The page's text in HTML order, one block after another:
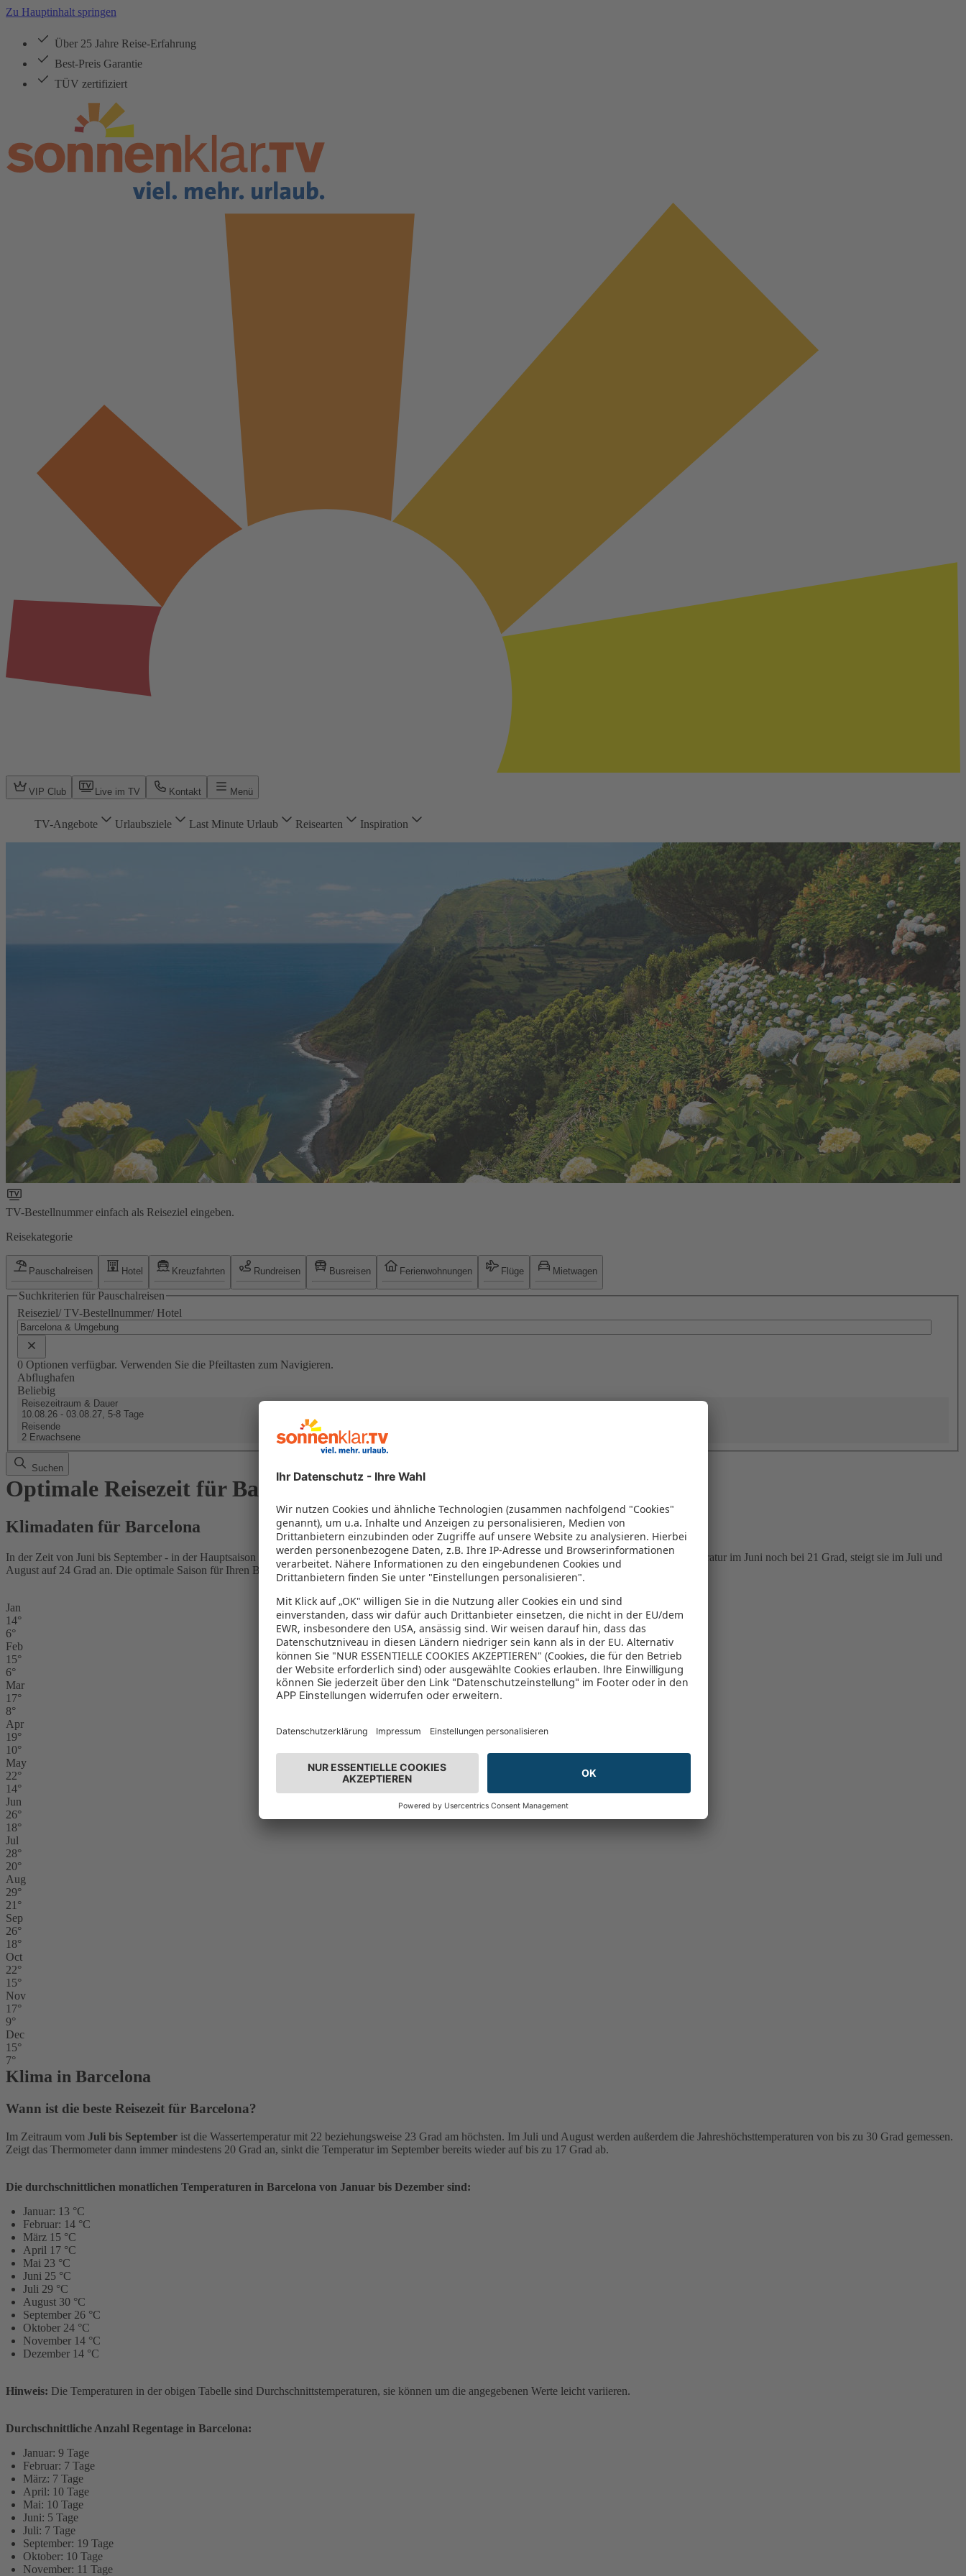
Zu Hauptinhalt springen
Über 25 Jahre Reise-Erfahrung
Best-Preis Garantie
TÜV zertifiziert
VIP Club Live im TV Kontakt Menü
TV-Angebote Urlaubsziele Last Minute Urlaub Reisearten Inspiration
TV-Bestellnummer einfach als Reiseziel eingeben.
Reisekategorie
Pauschalreisen Hotel Kreuzfahrten Rundreisen Busreisen Ferienwohnungen Flüge Mietwagen
Suchkriterien für Pauschalreisen
Reiseziel/ TV-Bestellnummer/ Hotel
0 Optionen verfügbar. Verwenden Sie die Pfeiltasten zum Navigieren.
Abflughafen
Beliebig
Reisezeitraum & Dauer
10.08.26 - 03.08.27, 5-8 Tage
Reisende
2 Erwachsene
Suchen
Optimale Reisezeit für Barcelona
Klimadaten für Barcelona
In der Zeit von Juni bis September - in der Hauptsaison - zeigt die Klimatabelle für Barcelona die höchsten Temperaturen an. Liegt die Durchschnittstemperatur im Juni noch bei 21 Grad, steigt sie im Juli und
August auf 24 Grad an. Die optimale Saison für Ihren Badeurlaub in Barcelona erstreckt sich von Juli bis September.
Jan
14°
6°
Feb
15°
6°
Mar
17°
8°
Apr
19°
10°
May
22°
14°
Jun
26°
18°
Jul
28°
20°
Aug
29°
21°
Sep
26°
18°
Oct
22°
15°
Nov
17°
9°
Dec
15°
7°
Klima in Barcelona
Wann ist die beste Reisezeit für Barcelona?
Im Zeitraum vom Juli bis September ist die Wassertemperatur mit 22 beziehungsweise 23 Grad am höchsten. Im Juli und August werden außerdem die Jahreshöchsttemperaturen von bis zu 30 Grad gemessen.
Zeigt das Thermometer dann immer mindestens 20 Grad an, sinkt die Temperatur im September bereits wieder auf bis zu 17 Grad ab.
Die durchschnittlichen monatlichen Temperaturen in Barcelona von Januar bis Dezember sind:
Januar: 13 °C
Februar: 14 °C
März 15 °C
April 17 °C
Mai 23 °C
Juni 25 °C
Juli 29 °C
August 30 °C
September 26 °C
Oktober 24 °C
November 14 °C
Dezember 14 °C
Hinweis: Die Temperaturen in der obigen Tabelle sind Durchschnittstemperaturen, sie können um die angegebenen Werte leicht variieren.
Durchschnittliche Anzahl Regentage in Barcelona:
Januar: 9 Tage
Februar: 7 Tage
März: 7 Tage
April: 10 Tage
Mai: 10 Tage
Juni: 5 Tage
Juli: 7 Tage
September: 19 Tage
Oktober: 10 Tage
November: 11 Tage